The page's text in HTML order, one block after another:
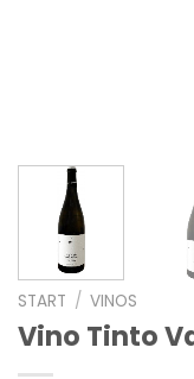
START / VINOS
Vino Tinto